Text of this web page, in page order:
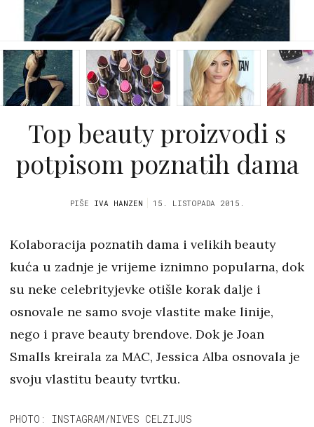
Top beauty proizvodi s
potpisom poznatih dama
PIŠE IVA HANZEN 15. LISTOPADA 2015.
Kolaboracija poznatih dama i velikih beauty
kuća u zadnje je vrijeme iznimno popularna, dok
su neke celebrityjevke otišle korak dalje i
osnovale ne samo svoje vlastite make linije,
nego i prave beauty brendove. Dok je Joan
Smalls kreirala za MAC, Jessica Alba osnovala je
svoju vlastitu beauty tvrtku.
PHOTO: INSTAGRAM/NIVES CELZIJUS